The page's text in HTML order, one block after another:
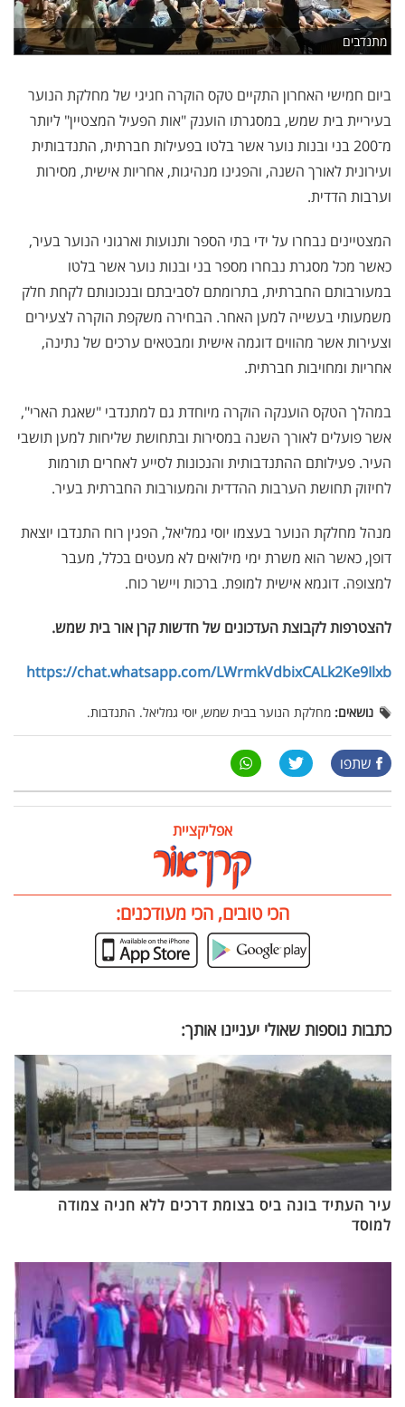
מתנדבים
ביום חמישי האחרון התקיים טקס הוקרה חגיגי של מחלקת הנוער
בעיריית בית שמש, במסגרתו הוענק "אות הפעיל המצטיין" ליותר
מ־200 בני ובנות נוער אשר בלטו בפעילות חברתית, התנדבותית
ועירונית לאורך השנה, והפגינו מנהיגות, אחריות אישית, מסירות
וערבות הדדית.
המצטיינים נבחרו על ידי בתי הספר ותנועות וארגוני הנוער בעיר,
כאשר מכל מסגרת נבחרו מספר בני ובנות נוער אשר בלטו
במעורבותם החברתית, בתרומתם לסביבתם ובנכונותם לקחת חלק
משמעותי בעשייה למען האחר. הבחירה משקפת הוקרה לצעירים
וצעירות אשר מהווים דוגמה אישית ומבטאים ערכים של נתינה,
אחריות ומחויבות חברתית.
במהלך הטקס הוענקה הוקרה מיוחדת גם למתנדבי "שאגת הארי",
אשר פועלים לאורך השנה במסירות ובתחושת שליחות למען תושבי
העיר. פעילותם ההתנדבותית והנכונות לסייע לאחרים תורמות
לחיזוק תחושת הערבות ההדדית והמעורבות החברתית בעיר.
מנהל מחלקת הנוער בעצמו יוסי גמליאל, הפגין רוח התנדבו יוצאת
דופן, כאשר הוא משרת ימי מילואים לא מעטים בכלל, מעבר
למצופה. דוגמא אישית למופת. ברכות ויישר כוח.
להצטרפות לקבוצת העדכונים של חדשות קרן אור בית שמש.
https://chat.whatsapp.com/LWrmkVdbixCALk2Ke9Ilxb
נושאים: מחלקת הנוער בבית שמש, יוסי גמליאל. התנדבות.
שתפו
אפליקציית
הכי טובים, הכי מעודכנים:
כתבות נוספות שאולי יעניינו אותך:
עיר העתיד בונה ביס בצומת דרכים ללא חניה צמודה
למוסד